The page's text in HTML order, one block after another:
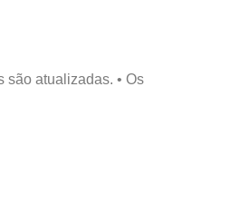
são atualizadas. • Os